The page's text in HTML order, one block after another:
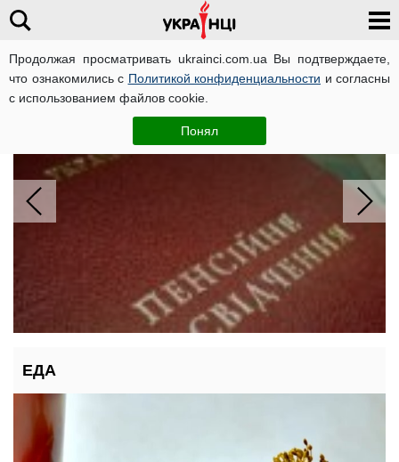
Продолжая просматривать ukrainci.com.ua Вы подтверждаете,
что ознакомились с Политикой конфиденциальности и согласны
с использованием файлов cookie.
Понял
Хорошие надбавки к пенсии: какие
пенсионеры порадуются ощутимым
ЕДА